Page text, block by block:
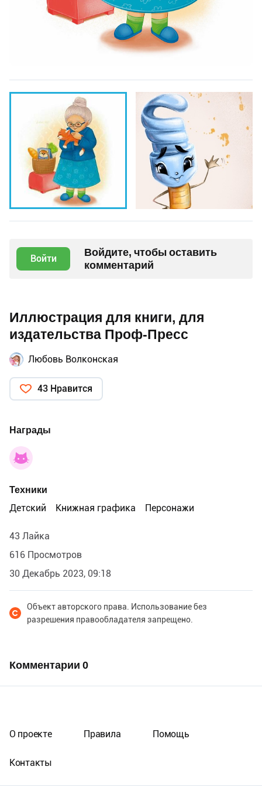
Войти
Войдите, чтобы оставить
комментарий
Иллюстрация для книги, для
издательства Проф-Пресс
Любовь Волконская
43 Нравится
Награды
Техники
Детский
Книжная графика Персонажи
43 Лайка
616 Просмотров
30 Декабрь 2023, 09:18
Объект авторского права. Использование без
разрешения правообладателя запрещено.
Комментарии 0
О проекте Правила Помощь
Контакты